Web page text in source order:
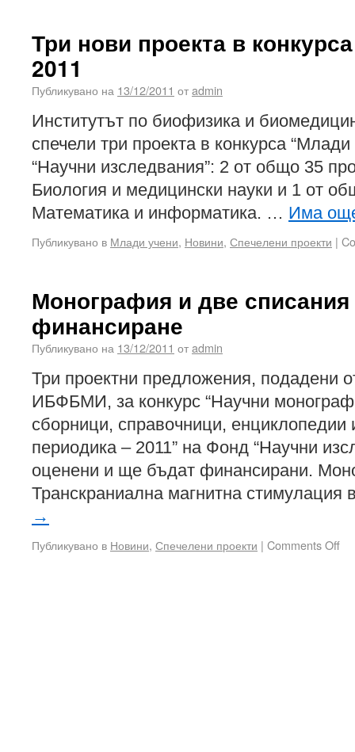
Три нови проекта в
2011
Публикувано на 13/12/2011 отadmin
Институтът по биофизика и
спечели три проекта в конкурса
“Научни изследвания”: 2 от общо 35
Биология и медицински науки и 1 от
Математика и информатика. … Има
Публикувано в Млади учени, Новини, Спечелени проекти |
Монография и две списания
финансиране
Публикувано на 13/12/2011 отadmin
Три проектни предложения, подадени
ИБФБМИ, за конкурс “Научни
сборници, справочници, енциклопедии
периодика – 2011” на Фонд “Научни
оценени и ще бъдат финансирани.
Транскраниална магнитна
→
Публикувано в Новини, Спечелени проекти | Comments Off